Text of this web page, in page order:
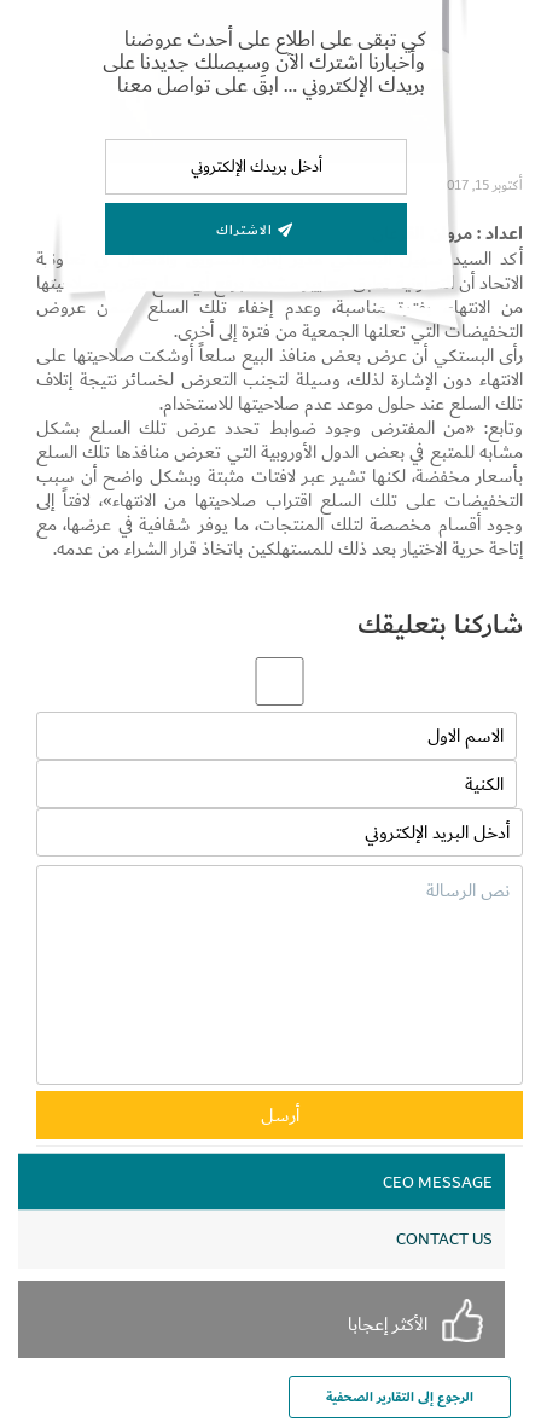
أكتوبر 15, 2017
اعداد : مروان القرعان
أكد السيد سهيل البستكي مدير إدارة التسويق والاتصال في تعاونية
الاتحاد أن التعاونية تطبق معايير مشددة برفع أي سلع تقترب صلاحيتها
من الانتهاء، بفترة مناسبة، وعدم إخفاء تلك السلع ضمن عروض
التخفيضات التي تعلنها الجمعية من فترة إلى أخرى.
رأى البستكي أن عرض بعض منافذ البيع سلعاً أوشكت صلاحيتها على
الانتهاء دون الإشارة لذلك، وسيلة لتجنب التعرض لخسائر نتيجة إتلاف
تلك السلع عند حلول موعد عدم صلاحيتها للاستخدام.
وتابع: «من المفترض وجود ضوابط تحدد عرض تلك السلع بشكل
مشابه للمتبع في بعض الدول الأوروبية التي تعرض منافذها تلك السلع
بأسعار مخفضة، لكنها تشير عبر لافتات مثبتة وبشكل واضح أن سبب
التخفيضات على تلك السلع اقتراب صلاحيتها من الانتهاء»، لافتاً إلى
وجود أقسام مخصصة لتلك المنتجات، ما يوفر شفافية في عرضها، مع
إتاحة حرية الاختيار بعد ذلك للمستهلكين باتخاذ قرار الشراء من عدمه.
شاركنا بتعليقك
CEO MESSAGE
CONTACT US
الأكثر إعجابا
الرجوع إلى التقارير الصحفية
كي تبقى على اطلاع على أحدث عروضنا
وأخبارنا اشترك الآن وسيصلك جديدنا على
بريدك الإلكتروني … ابقَ على تواصل معنا